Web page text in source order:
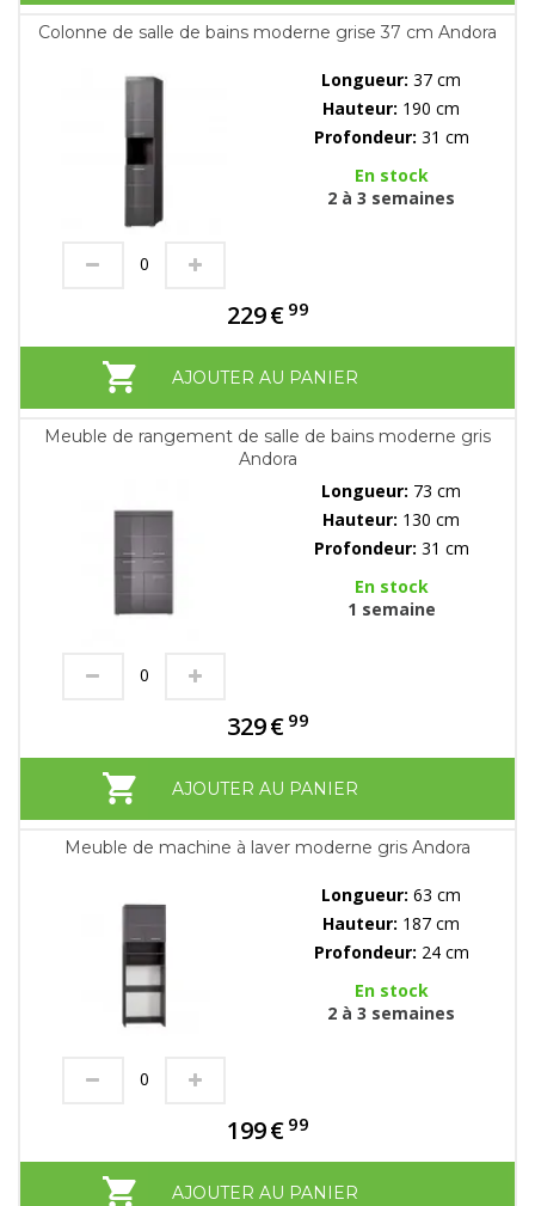
Colonne de salle de bains moderne grise 37 cm Andora
Longueur: 37 cm
Hauteur: 190 cm
Profondeur: 31 cm
En stock
2 à 3 semaines
229€ 99
AJOUTER AU PANIER
Meuble de rangement de salle de bains moderne gris
Andora
Longueur: 73 cm
Hauteur: 130 cm
Profondeur: 31 cm
En stock
1 semaine
329€ 99
AJOUTER AU PANIER
Meuble de machine à laver moderne gris Andora
Longueur: 63 cm
Hauteur: 187 cm
Profondeur: 24 cm
En stock
2 à 3 semaines
199€ 99
AJOUTER AU PANIER